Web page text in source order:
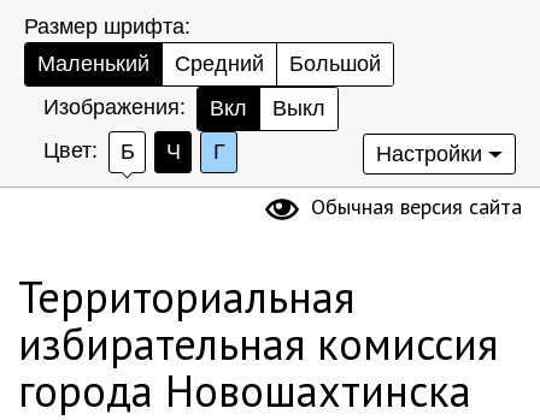
Размер шрифта:
Маленький
Средний
Большой
Изображения:
Вкл
Выкл
Цвет:
Б Ч Г Настройки
Обычная версия сайта
Территориальная
избирательная комиссия
города Новошахтинска